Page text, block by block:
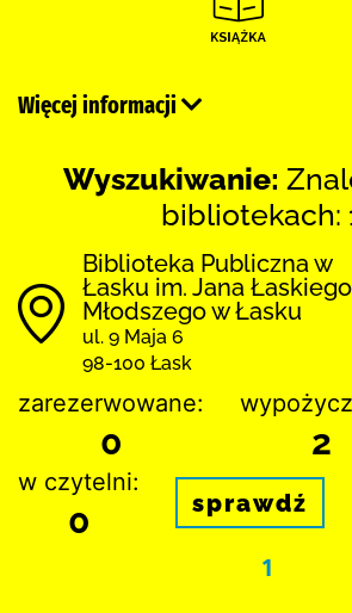
Więcej informacji
Wyszukiwanie:
bibliotekach:
Biblioteka Publiczna w
Łasku im. Jana Łaskiego
Młodszego w Łasku
ul. 9 Maja 6
98-100 Łask
zarezerwowane:
0 2
w czytelni:
0 sprawdź
1